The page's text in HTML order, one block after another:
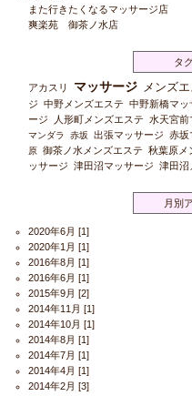
また行きたくなるマッサージ店
爽楽苑 御茶ノ水店
タ
アカスリ マッサージ メンズ
ジ 中野メンズエステ 中野新橋マッ
ージ
人形町メンズエステ 水天宮前
マンダラ
赤坂 出張マッサージ 赤坂
原 御茶ノ水メンズエステ 秋葉原メ
ッサージ 津田沼マッサージ 津田沼
月別
2020年6月 [1]
2020年1月 [1]
2016年8月 [1]
2016年6月 [1]
2015年9月 [2]
2014年11月 [1]
2014年10月 [1]
2014年8月 [1]
2014年7月 [1]
2014年4月 [1]
2014年2月 [3]